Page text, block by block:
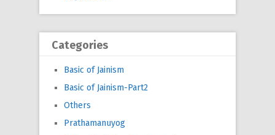
Categories
Basic of Jainism
Basic of Jainism-Part2
Others
Prathamanuyog